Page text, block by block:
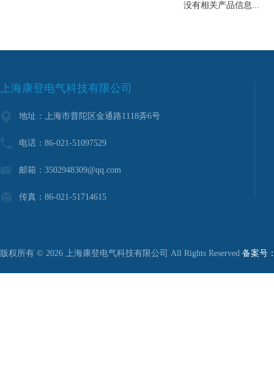
没有相关产品信息...
上海康登电气科技有限公司
地址：上海市普陀区金通路1118弄6号
电话：86-021-51097529
邮箱：3502948309@qq.com
传真：86-021-51714615
版权所有 © 2026 上海康登电气科技有限公司 All Rights Reserved 备案号